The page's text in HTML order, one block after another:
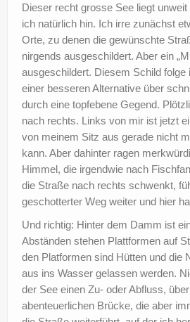
Dieser recht grosse See liegt
ich natürlich hin. Ich irre zunächst
Orte, zu denen die gewünschte
nirgends ausgeschildert. Aber ein
ausgeschildert. Diesem Schild folge
einer besseren Alternative über
durch eine topfebene Gegend.
nach rechts. Links von mir ist jetzt
von meinem Sitz aus gerade nicht
kann. Aber dahinter ragen
Himmel, die irgendwie nach
die Straße nach rechts schwenkt,
geschotterter Weg weiter und hier
Und richtig: Hinter dem Damm ist
Abständen stehen Plattformen auf
den Platformen sind Hütten und die
aus ins Wasser gelassen werden.
der See einen Zu- oder Abfluss,
abenteuerlichen Brücke, die aber